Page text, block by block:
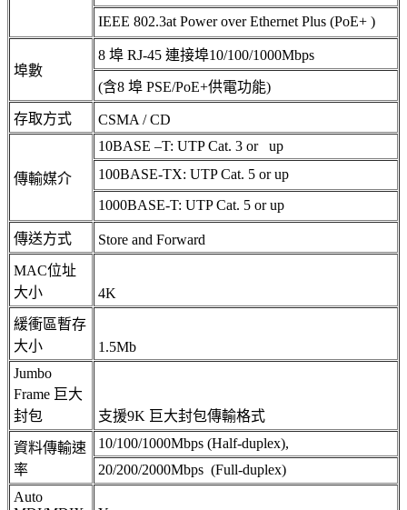
IEEE 802.3at Power over Ethernet Plus (PoE+ )
埠數
8 埠 RJ-45 連接埠10/100/1000Mbps
(含8 埠 PSE/PoE+供電功能)
存取方式 CSMA / CD
傳輸媒介
10BASE –T: UTP Cat. 3 or up
100BASE-TX: UTP Cat. 5 or up
1000BASE-T: UTP Cat. 5 or up
傳送方式
Store and Forward
MAC位址
大小
4K
緩衝區暫存
大小
1.5Mb
Jumbo
Frame 巨大
封包
支援9K 巨大封包傳輸格式
資料傳輸速
率
10/100/1000Mbps (Half-duplex),
20/200/2000Mbps (Full-duplex)
Auto